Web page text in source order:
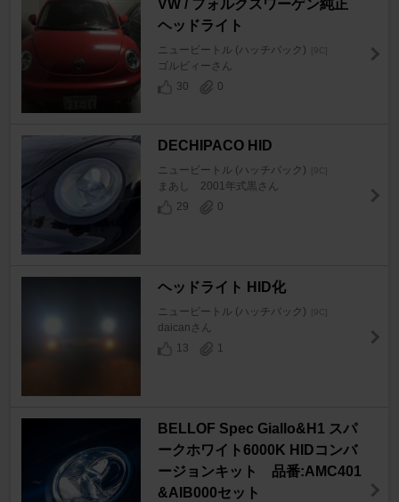
VW / フォルクスワーゲン純正
ヘッドライト
ニュービートル (ハッチバック) [9C]
ゴルビィーさん
30
0
DECHIPACO HID
ニュービートル (ハッチバック) [9C]
まあし 2001年式黒さん
29
0
ヘッドライト HID化
ニュービートル (ハッチバック) [9C]
daicanさん
13
1
BELLOF Spec Giallo&H1 スパ
ークホワイト6000K HIDコンバ
ージョンキット 品番:AMC401
&AIB000セット